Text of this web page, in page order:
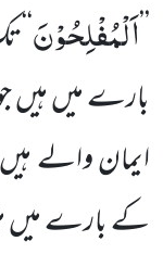
’’اَلْمُفْلِحُوْنَ
بارے میں ہیں
ایمان والے
کے بارے میں